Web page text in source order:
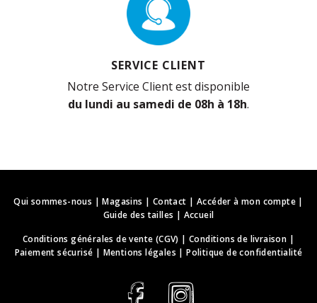
SERVICE CLIENT
Notre Service Client est disponible
du lundi au samedi de 08h à 18h.
Qui sommes-nous |Magasins | Contact | Accéder à mon compte|
Guide des tailles | Accueil
Conditions générales de vente (CGV) |Conditions de livraison |
Paiement sécurisé | Mentions légales |Politique de confidentialité